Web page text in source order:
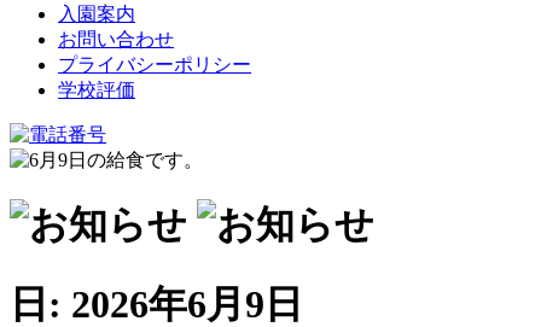
入園案内
お問い合わせ
プライバシーポリシー
学校評価
日: 2026年6月9日